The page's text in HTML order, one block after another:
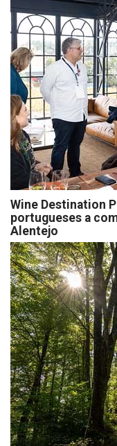
Wine Destination
portugueses a
Alentejo